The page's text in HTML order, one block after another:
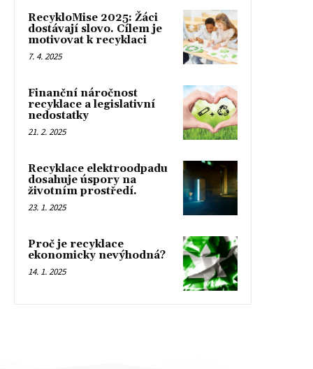
RecykloMise 2025: Žáci
dostávají slovo. Cílem je
motivovat k recyklaci
7. 4. 2025
Finanční náročnost
recyklace a legislativní
nedostatky
21. 2. 2025
Recyklace elektroodpadu
dosahuje úspory na
životním prostředí.
23. 1. 2025
Proč je recyklace
ekonomicky nevýhodná?
14. 1. 2025